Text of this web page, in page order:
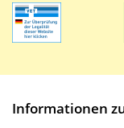
Informationen